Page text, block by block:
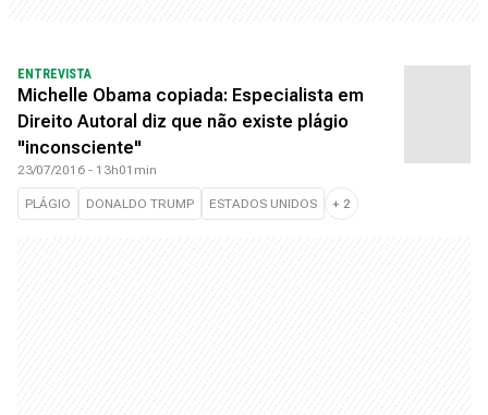
ENTREVISTA
Michelle Obama copiada: Especialista em
Direito Autoral diz que não existe plágio
"inconsciente"
23/07/2016 - 13h01min
PLÁGIO DONALDO TRUMP ESTADOS UNIDOS + 2